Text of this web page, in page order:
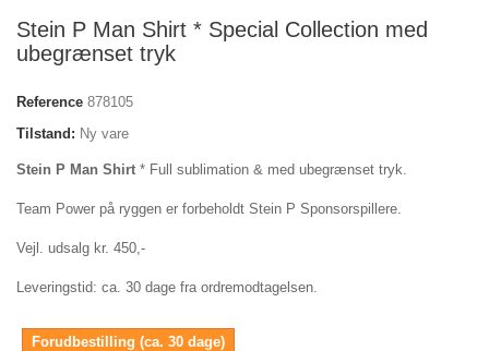
Stein P Man Shirt * Special Collection med
ubegrænset tryk
Reference 878105
Tilstand: Ny vare
Stein P Man Shirt * Full sublimation & med ubegrænset tryk.
Team Power på ryggen er forbeholdt Stein P Sponsorspillere.
Vejl. udsalg kr. 450,-
Leveringstid: ca. 30 dage fra ordremodtagelsen.
Forudbestilling (ca. 30 dage)